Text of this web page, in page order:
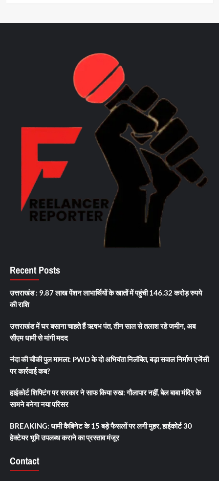
Recent Posts
उत्तराखंड : 9.87 लाख पेंशन लाभार्थियों के खातों में पहुंची 146.32 करोड़ रुपये
की राशि
उत्तराखंड में घर बसाना चाहते हैं ऋषभ पंत, तीन साल से तलाश रहे जमीन, अब
सीएम धामी से मांगी मदद
नंदा की चौकी पुल मामला: PWD के दो अभियंता निलंबित, बड़ा सवाल निर्माण एजेंसी
पर कार्रवाई कब?
हाईकोर्ट शिफ्टिंग पर सरकार ने साफ किया रुख: गौलापार नहीं, बेल बाबा मंदिर के
सामने बनेगा नया परिसर
BREAKING: धामी कैबिनेट के 15 बड़े फैसलों पर लगी मुहर, हाईकोर्ट 30
हेक्टेयर भूमि उपलब्ध कराने का प्रस्ताव मंजूर
Contact